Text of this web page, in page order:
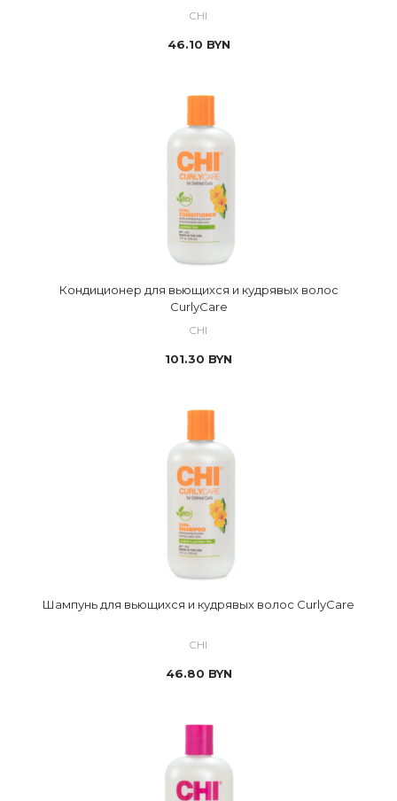
CHI
46.10 BYN
Кондиционер для вьющихся и кудрявых волос
CurlyCare
CHI
101.30 BYN
Шампунь для вьющихся и кудрявых волос CurlyCare
CHI
46.80 BYN